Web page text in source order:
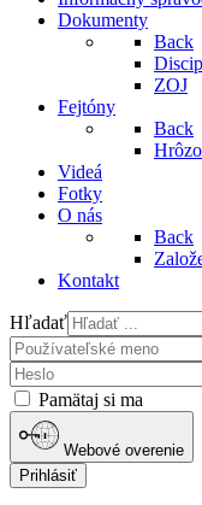
Dokumenty
Back
ZOJ
Fejtóny
Back
Videá
Fotky
O nás
Back
Kontakt
Hľadať
Pamätaj si ma
Webové overenie
Prihlásiť